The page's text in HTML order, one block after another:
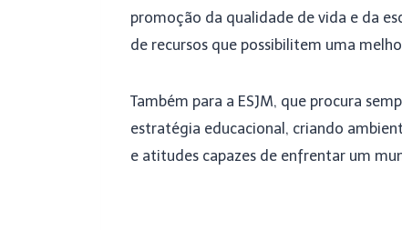
promoção da qualidade de vida e da
de recursos que possibilitem uma
Também para a ESJM, que procura
estratégia educacional, criando
e atitudes capazes de enfrentar um